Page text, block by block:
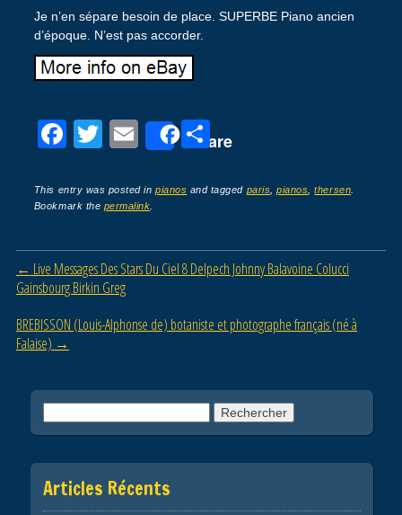
Je n’en sépare besoin de place. SUPERBE Piano ancien
d’époque. N’est pas accorder.
F
c
e
b
o
o
k
T
tt
er
E
ail
Share
P
ta
er
This entry was posted inpianos and tagged paris ,pianos ,thersen
Bookmark the permalink
Post navigation
← Live Messages Des Stars Du Ciel 8 Delpech Johnny Balavoine Colucci
Gainsbourg Birkin Greg
BREBISSON (Louis-Alphonse de) botaniste et photographe français (né à
Falaise) →
Articles Récents